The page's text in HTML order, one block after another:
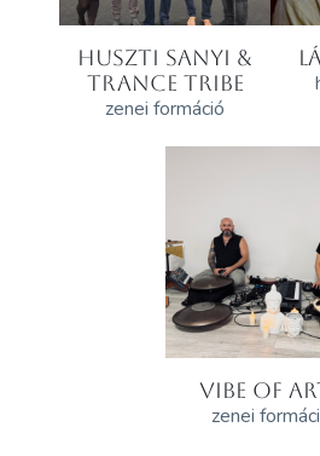
HUSZTI SANYI &
TRANCE TRIBE
zenei formáció
VIBE OF
zenei